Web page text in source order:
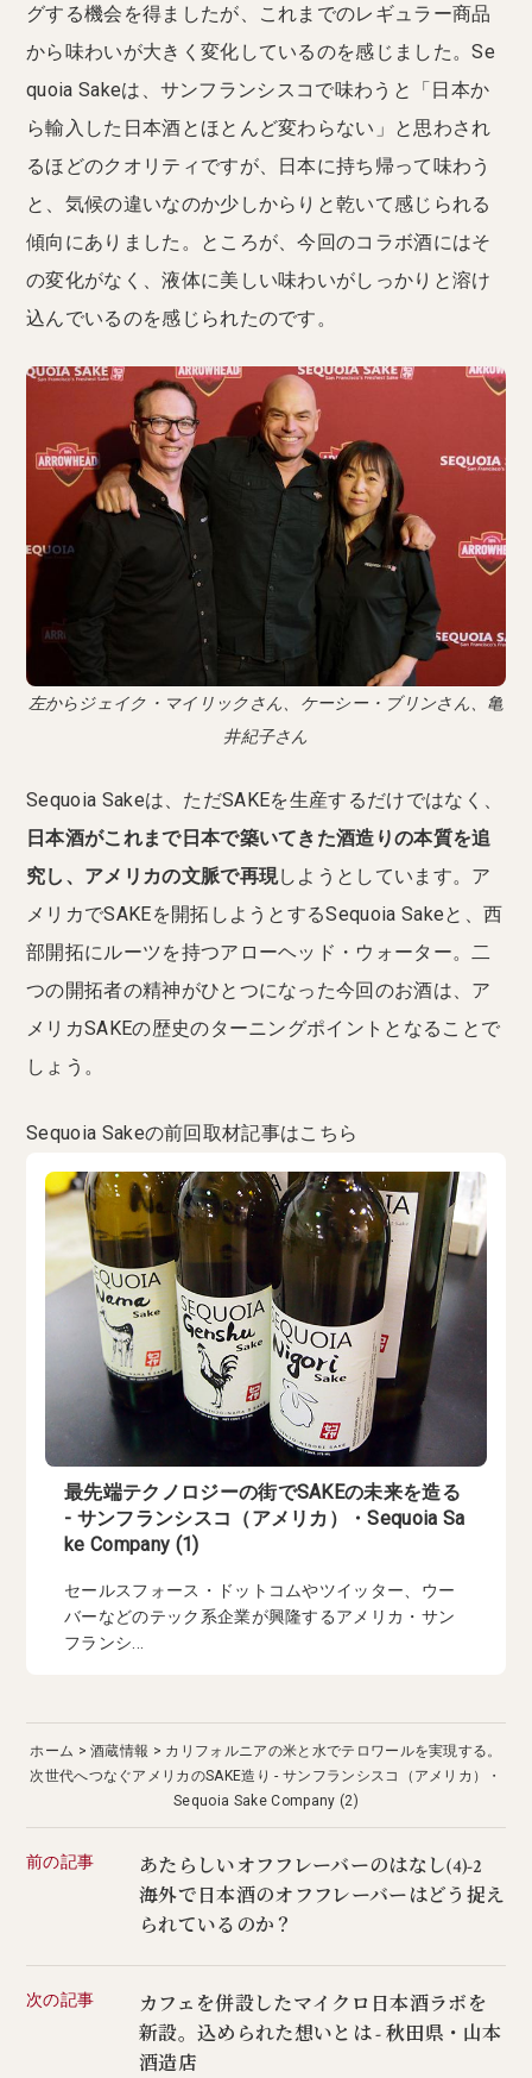
グする機会を得ましたが、これまでのレギュラー商品
から味わいが大きく変化しているのを感じました。Se
quoia Sakeは、サンフランシスコで味わうと「日本か
ら輸入した日本酒とほとんど変わらない」と思わされ
るほどのクオリティですが、日本に持ち帰って味わう
と、気候の違いなのか少しからりと乾いて感じられる
傾向にありました。ところが、今回のコラボ酒にはそ
の変化がなく、液体に美しい味わいがしっかりと溶け
込んでいるのを感じられたのです。
左からジェイク・マイリックさん、ケーシー・ブリンさん、亀
井紀子さん
Sequoia Sakeは、ただSAKEを生産するだけではなく、
日本酒がこれまで日本で築いてきた酒造りの本質を追
究し、アメリカの文脈で再現しようとしています。ア
メリカでSAKEを開拓しようとするSequoia Sakeと、西
部開拓にルーツを持つアローヘッド・ウォーター。二
つの開拓者の精神がひとつになった今回のお酒は、ア
メリカSAKEの歴史のターニングポイントとなることで
しょう。
Sequoia Sakeの前回取材記事はこちら
最先端テクノロジーの街でSAKEの未来を造る
- サンフランシスコ（アメリカ）・Sequoia Sa
ke Company (1)
セールスフォース・ドットコムやツイッター、ウー
バーなどのテック系企業が興隆するアメリカ・サン
フランシ...
ホーム 酒蔵情報
カリフォルニアの米と水でテロワールを実現する。
次世代へつなぐアメリカのSAKE造り - サンフランシスコ（アメリカ）・
Sequoia Sake Company (2)
前の記事
あたらしいオフフレーバーのはなし(4)-2
海外で日本酒のオフフレーバーはどう捉え
られているのか？
次の記事
カフェを併設したマイクロ日本酒ラボを
新設。込められた想いとは - 秋田県・山本
酒造店